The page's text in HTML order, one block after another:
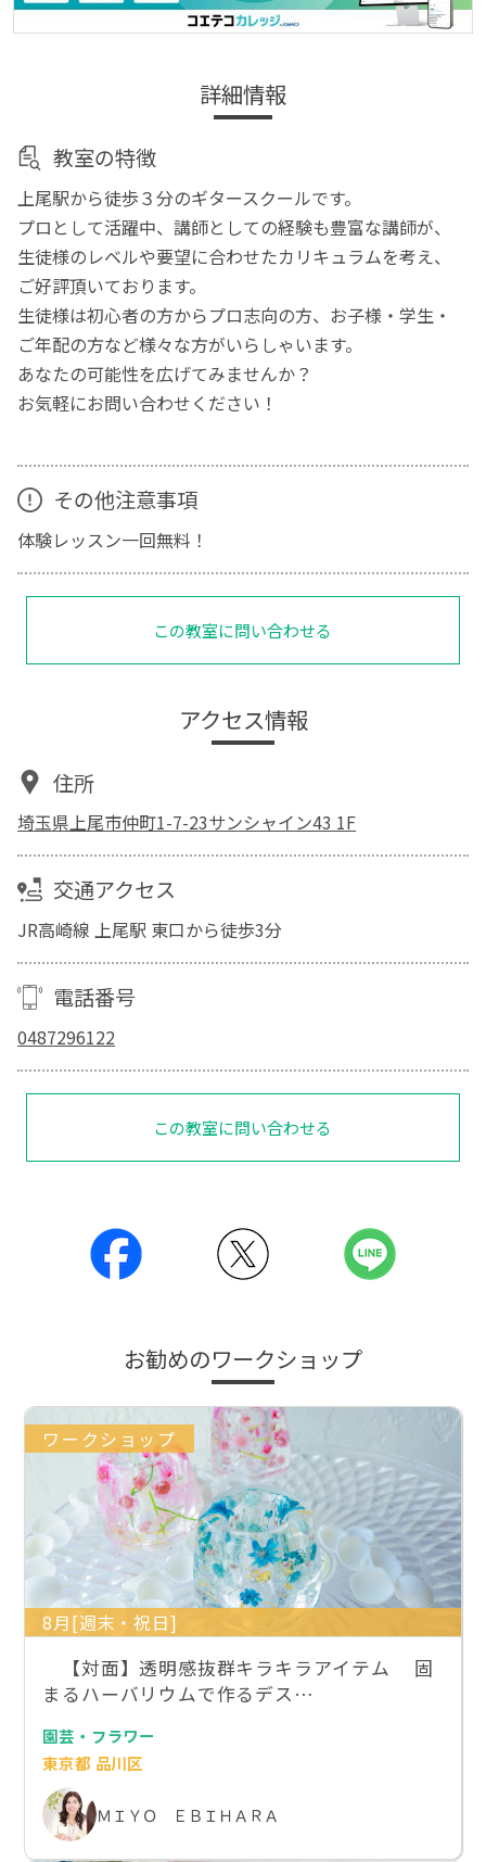
詳細情報
教室の特徴
上尾駅から徒歩３分のギタースクールです。
プロとして活躍中、講師としての経験も豊富な講師が、
生徒様のレベルや要望に合わせたカリキュラムを考え、
ご好評頂いております。
生徒様は初心者の方からプロ志向の方、お子様・学生・
ご年配の方など様々な方がいらしゃいます。
あなたの可能性を広げてみませんか？
お気軽にお問い合わせください！
その他注意事項
体験レッスン一回無料！
この教室に問い合わせる
アクセス情報
住所
埼玉県上尾市仲町1-7-23サンシャイン43 1F
交通アクセス
JR高崎線 上尾駅 東口から徒歩3分
電話番号
0487296122
この教室に問い合わせる
お勧めのワークショップ
ワークショップ
8月[週末・祝日]
【対面】透明感抜群キラキラアイテム 固
まるハーバリウムで作るデス…
園芸・フラワー
東京都 品川区
ＭＩＹＯ ＥＢＩＨＡＲＡ